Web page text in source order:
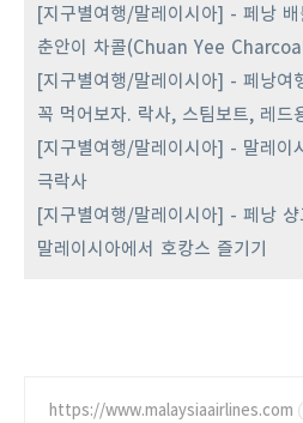
[지구별여행/말레이시아] - 페낭
춘안이 차콜(Chuan Yee
[지구별여행/말레이시아] - 페낭여
꼭 먹어보자. 락사, 스팀보트, 레드
[지구별여행/말레이시아] - 말레이
극락사
[지구별여행/말레이시아] - 페낭
말레이시아에서 호캉스 즐기기
https://www.malaysiaairlines.com